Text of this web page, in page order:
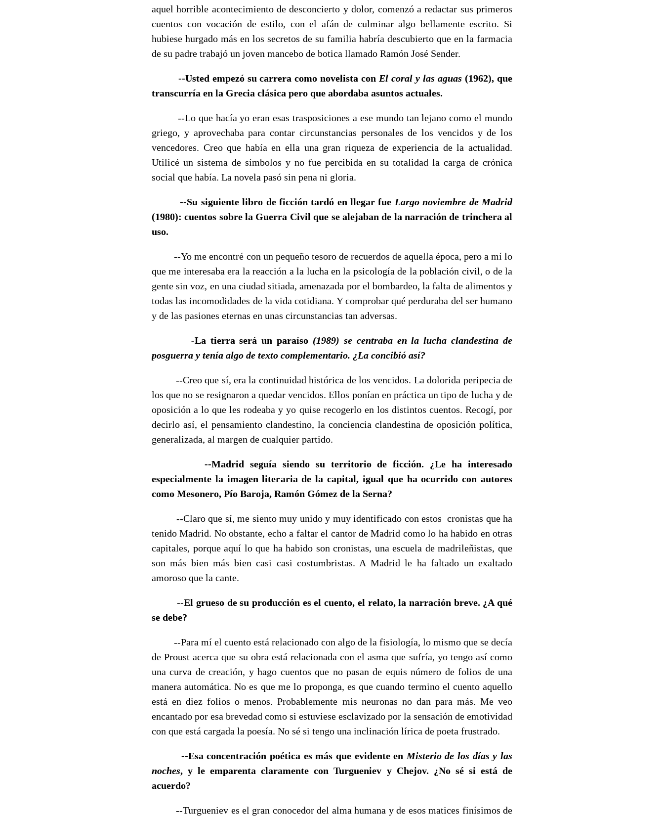
aquel horrible acontecimiento de desconcierto y dolor, comenzó a redactar sus primeros
cuentos con vocación de estilo, con el afán de culminar algo bellamente escrito. Si
hubiese hurgado más en los secretos de su familia habría descubierto que en la farmacia
de su padre trabajó un joven mancebo de botica llamado Ramón José Sender.
--Usted empezó su carrera como novelista con El coral y las aguas (1962), que
transcurría en la Grecia clásica pero que abordaba asuntos actuales.
--Lo que hacía yo eran esas trasposiciones a ese mundo tan lejano como el mundo
griego, y aprovechaba para contar circunstancias personales de los vencidos y de los
vencedores. Creo que había en ella una gran riqueza de experiencia de la actualidad.
Utilicé un sistema de símbolos y no fue percibida en su totalidad la carga de crónica
social que había. La novela pasó sin pena ni gloria.
--Su siguiente libro de ficción tardó en llegar fue Largo noviembre de Madrid
(1980): cuentos sobre la Guerra Civil que se alejaban de la narración de trinchera al
uso.
--Yo me encontré con un pequeño tesoro de recuerdos de aquella época, pero a mí lo
que me interesaba era la reacción a la lucha en la psicología de la población civil, o de la
gente sin voz, en una ciudad sitiada, amenazada por el bombardeo, la falta de alimentos y
todas las incomodidades de la vida cotidiana. Y comprobar qué perduraba del ser humano
y de las pasiones eternas en unas circunstancias tan adversas.
-La tierra será un paraíso (1989) se centraba en la lucha clandestina de
posguerra y tenía algo de texto complementario. ¿La concibió así?
--Creo que sí, era la continuidad histórica de los vencidos. La dolorida peripecia de
los que no se resignaron a quedar vencidos. Ellos ponían en práctica un tipo de lucha y de
oposición a lo que les rodeaba y yo quise recogerlo en los distintos cuentos. Recogí, por
decirlo así, el pensamiento clandestino, la conciencia clandestina de oposición política,
generalizada, al margen de cualquier partido.
--Madrid seguía siendo su territorio de ficción. ¿Le ha interesado
especialmente la imagen literaria de la capital, igual que ha ocurrido con autores
como Mesonero, Pío Baroja, Ramón Gómez de la Serna?
--Claro que sí, me siento muy unido y muy identificado con estos cronistas que ha
tenido Madrid. No obstante, echo a faltar el cantor de Madrid como lo ha habido en otras
capitales, porque aquí lo que ha habido son cronistas, una escuela de madrileñistas, que
son más bien más bien casi casi costumbristas. A Madrid le ha faltado un exaltado
amoroso que la cante.
--El grueso de su producción es el cuento, el relato, la narración breve. ¿A qué
se debe?
--Para mí el cuento está relacionado con algo de la fisiología, lo mismo que se decía
de Proust acerca que su obra está relacionada con el asma que sufría, yo tengo así como
una curva de creación, y hago cuentos que no pasan de equis número de folios de una
manera automática. No es que me lo proponga, es que cuando termino el cuento aquello
está en diez folios o menos. Probablemente mis neuronas no dan para más. Me veo
encantado por esa brevedad como si estuviese esclavizado por la sensación de emotividad
con que está cargada la poesía. No sé si tengo una inclinación lírica de poeta frustrado.
--Esa concentración poética es más que evidente en Misterio de los días y las
noches, y le emparenta claramente con Turgueniev y Chejov. ¿No sé si está de
acuerdo?
--Turgueniev es el gran conocedor del alma humana y de esos matices finísimos de